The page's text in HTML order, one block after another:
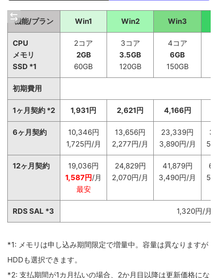
機能/プラン Win1 Win2 Win3
CPU
メモリ
SSD *1
2コア
2GB
60GB
3コア
3.5GB
120GB
4コア
6GB
150GB
初期費用
1ヶ月契約 *2 1,931円 2,621円 4,166円
6ヶ月契約
10,346円
1,725円/月
13,656円
2,277円/月
23,339円
3,890円/月
12ヶ月契約
19,036円
1,587円/月
最安
24,829円
2,070円/月
41,879円
3,490円/月
RDS SAL *3 1,320円/月
*1: メモリは申し込み期間限定で増量中。容量は異なりますが
HDDも選択できます。
*2: 支払期間が1カ月払いの場合、2か月目以降は更新価格にな